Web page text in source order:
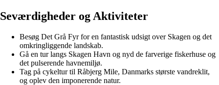
Seværdigheder og Aktiviteter
Besøg Det Grå Fyr for en fantastisk udsigt over Skagen og det
omkringliggende landskab.
Gå en tur langs Skagen Havn og nyd de farverige fiskerhuse og
det pulserende havnemiljø.
Tag på cykeltur til Råbjerg Mile, Danmarks største vandreklit,
og oplev den imponerende natur.